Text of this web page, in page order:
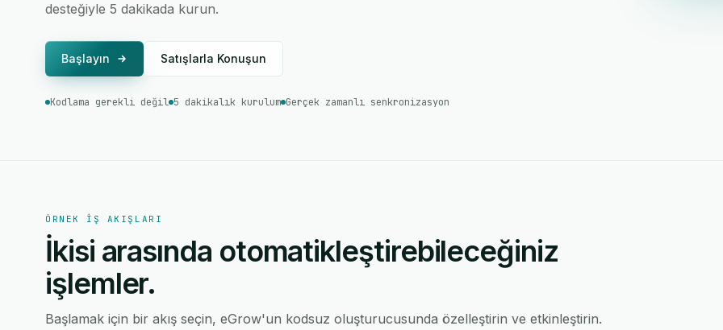
desteğiyle 5 dakikada kurun.
Başlayın Satışlarla Konuşun
Kodlama gerekli değil 5 dakikalık kurulum Gerçek zamanlı senkronizasyon
ÖRNEK IŞ AKIŞLARI
İkisi arasında otomatikleştirebileceğiniz
işlemler.
Başlamak için bir akış seçin, eGrow'un kodsuz oluşturucusunda özelleştirin ve etkinleştirin.